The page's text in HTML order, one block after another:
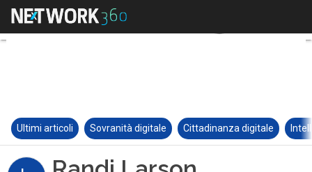
Ultimi articoli Sovranità digitale Cittadinanza digitale